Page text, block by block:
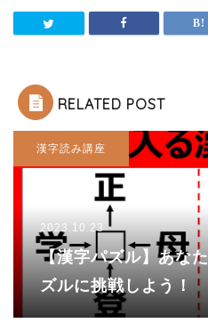
RELATED POST
漢字読み講座
2023.10.23
【漢字パズル】あな
ズルに挑戦しよう！